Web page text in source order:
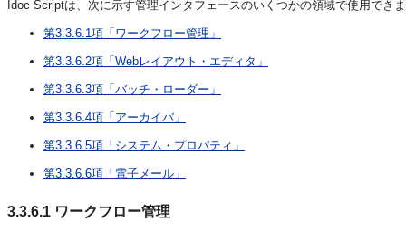
Idoc Scriptは、次に示す管理インタフェースのいくつかの領域で使用でき
第3.3.6.1項「ワークフロー管理」
第3.3.6.2項「Webレイアウト・エディタ」
第3.3.6.3項「バッチ・ローダー」
第3.3.6.4項「アーカイバ」
第3.3.6.5項「システム・プロパティ」
第3.3.6.6項「電子メール」
3.3.6.1 ワークフロー管理